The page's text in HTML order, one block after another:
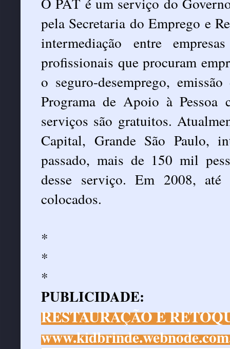
pela Secretaria do Emprego e
intermediação entre
profissionais que procuram
o seguro-desemprego,
Programa de Apoio à Pessoa
serviços são gratuitos.
Capital, Grande São Paulo,
passado, mais de 150 mil
desse serviço. Em 2008,
colocados.
*
*
*
PUBLICIDADE:
RESTAURAÇÃO E